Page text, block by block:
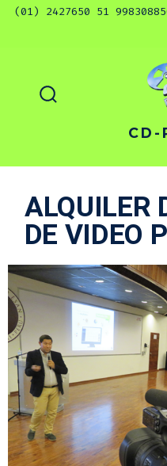
CD-
ALQUILER
DE VIDEO